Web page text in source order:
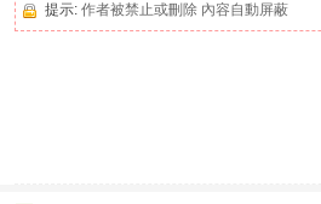
提示: 作者被禁止或刪除 內容自動屏蔽